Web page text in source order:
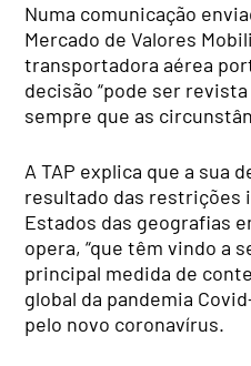
Numa comunicação
Mercado de Valores
transportadora aérea
decisão “pode ser
sempre que as
A TAP explica que a sua
resultado das restrições
Estados das geografias
opera, “que têm vindo a
principal medida de
global da pandemia
pelo novo coronavírus.